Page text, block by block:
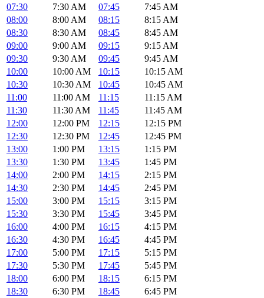
07:30
7:30 AM 07:45
7:45 AM
08:00
8:00 AM 08:15
8:15 AM
08:30
8:30 AM 08:45
8:45 AM
09:00
9:00 AM 09:15
9:15 AM
09:30
9:30 AM 09:45
9:45 AM
10:00
10:00 AM 10:15
10:15 AM
10:30
10:30 AM 10:45
10:45 AM
11:00
11:00 AM 11:15
11:15 AM
11:30
11:30 AM 11:45
11:45 AM
12:00
12:00 PM 12:15
12:15 PM
12:30
12:30 PM 12:45
12:45 PM
13:00
1:00 PM 13:15
1:15 PM
13:30
1:30 PM 13:45
1:45 PM
14:00
2:00 PM 14:15
2:15 PM
14:30
2:30 PM 14:45
2:45 PM
15:00
3:00 PM 15:15
3:15 PM
15:30
3:30 PM 15:45
3:45 PM
16:00
4:00 PM 16:15
4:15 PM
16:30
4:30 PM 16:45
4:45 PM
17:00
5:00 PM 17:15
5:15 PM
17:30
5:30 PM 17:45
5:45 PM
18:00
6:00 PM 18:15
6:15 PM
18:30
6:30 PM 18:45
6:45 PM